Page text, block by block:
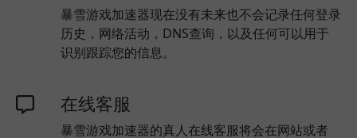
暴雪游戏加速器现在没有未来也不会记录任何登录
历史，网络活动，DNS查询，以及任何可以用于
识别跟踪您的信息。
在线客服
暴雪游戏加速器的真人在线客服将会在网站或者